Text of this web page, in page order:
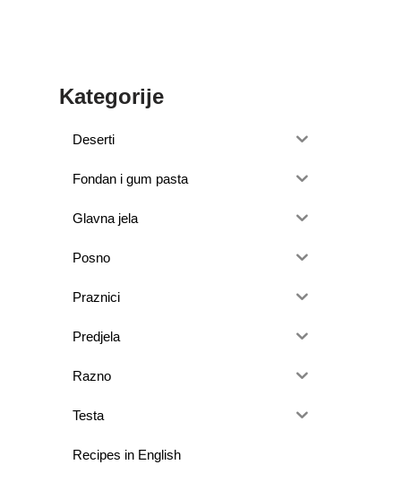
Kategorije
Deserti
Fondan i gum pasta
Glavna jela
Posno
Praznici
Predjela
Razno
Testa
Recipes in English